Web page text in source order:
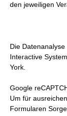
den jeweiligen
Die
Interactive
York.
Google
Um für
Formularen